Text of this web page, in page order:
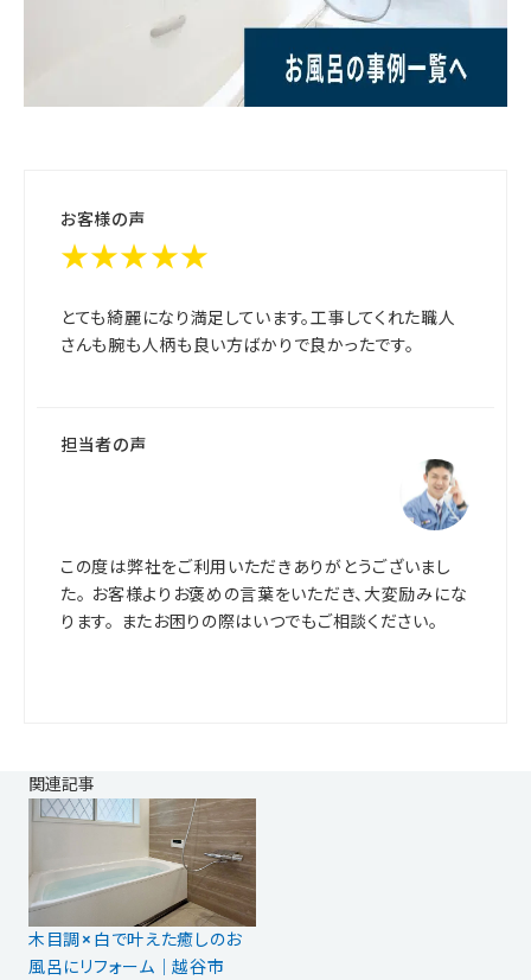
お客様の声
★★★★★
とても綺麗になり満足しています。工事してくれた職人
さんも腕も人柄も良い方ばかりで良かったです。
担当者の声
この度は弊社をご利用いただきありがとうございまし
た。 お客様よりお褒めの言葉をいただき、大変励みにな
ります。 またお困りの際はいつでもご相談ください。
関連記事
木目調×白で叶えた癒しのお
風呂にリフォーム｜越谷市